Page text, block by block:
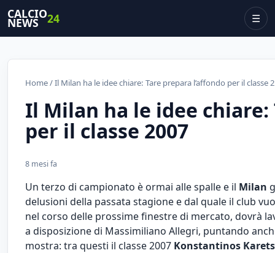
CALCIO
NEWS 24 ☰
Home/ Il Milan ha le idee chiare: Tare prepara l’affondo per il classe
Il Milan ha le idee chiare:
per il classe 2007
8 mesi fa
Un terzo di campionato è ormai alle spalle e il Milan
delusioni della passata stagione e dal quale il club
nel corso delle prossime finestre di mercato, dovrà
a disposizione di Massimiliano Allegri, puntando
mostra: tra questi il classe 2007 Konstantinos